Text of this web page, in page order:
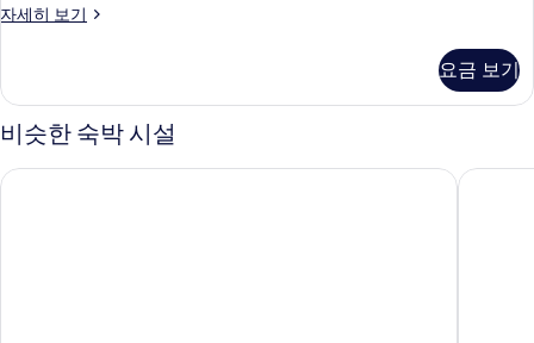
자세히 보기
객
히
보
기
요금 보기
비슷한 숙박 시설
토요코인 서울 강남 신라스